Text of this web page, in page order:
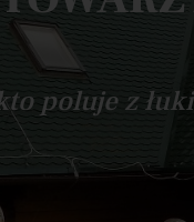
poluje z